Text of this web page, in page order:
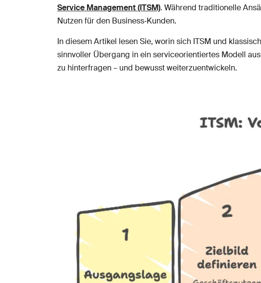
Service Management (ITSM). Während traditionelle
Nutzen für den Business‑Kunden.
In diesem Artikel lesen Sie, worin sich ITSM und
sinnvoller Übergang in ein serviceorientiertes Modell
zu hinterfragen – und bewusst weiterzuentwickeln.